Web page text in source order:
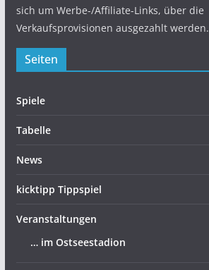
sich um Werbe-/Affiliate-Links, über die
Verkaufsprovisionen ausgezahlt werden.
Seiten
Spiele
Tabelle
News
kicktipp Tippspiel
Veranstaltungen
… im Ostseestadion